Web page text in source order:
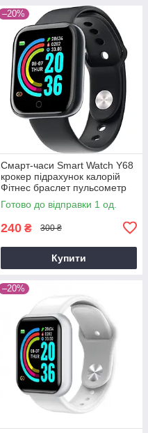
–20%
Смарт-часи Smart Watch Y68
крокер підрахунок калорій
Фітнес браслет пульсометр
тонометр
Готово до відправки 1 од.
240 ₴ 300 ₴
Купити
–20%